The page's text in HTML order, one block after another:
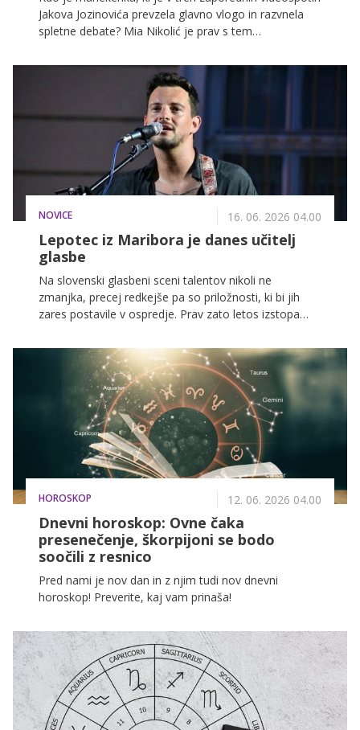
Jakova Jozinovića prevzela glavno vlogo in razvnela
spletne debate? Mia Nikolić je prav s tem
trenutno govori celotna regija. Primerjajo jo celo z
NOVICE 16. 06. 2026 04.00
Lepotec iz Maribora je danes učitelj
glasbe
Na slovenski glasbeni sceni talentov nikoli ne
zmanjka, precej redkejše pa so priložnosti, ki bi jih
zares postavile v ospredje. Prav zato letos izstopa
odpira vrata do širšega občinstva ter jih približuje
pomembnemu naslednjemu koraku v njihovi glasbeni
HOROSKOP 12. 06. 2026 04.00
Dnevni horoskop: Ovne čaka
presenečenje, škorpijoni se bodo
soočili z resnico
Pred nami je nov dan in z njim tudi nov dnevni
horoskop! Preverite, kaj vam prinaša!